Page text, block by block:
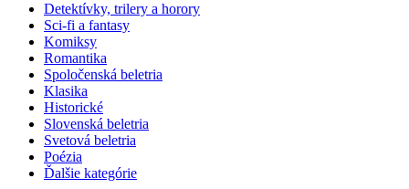
Detektívky, trilery a horory
Sci-fi a fantasy
Komiksy
Romantika
Spoločenská beletria
Klasika
Historické
Slovenská beletria
Svetová beletria
Poézia
Ďalšie kategórie